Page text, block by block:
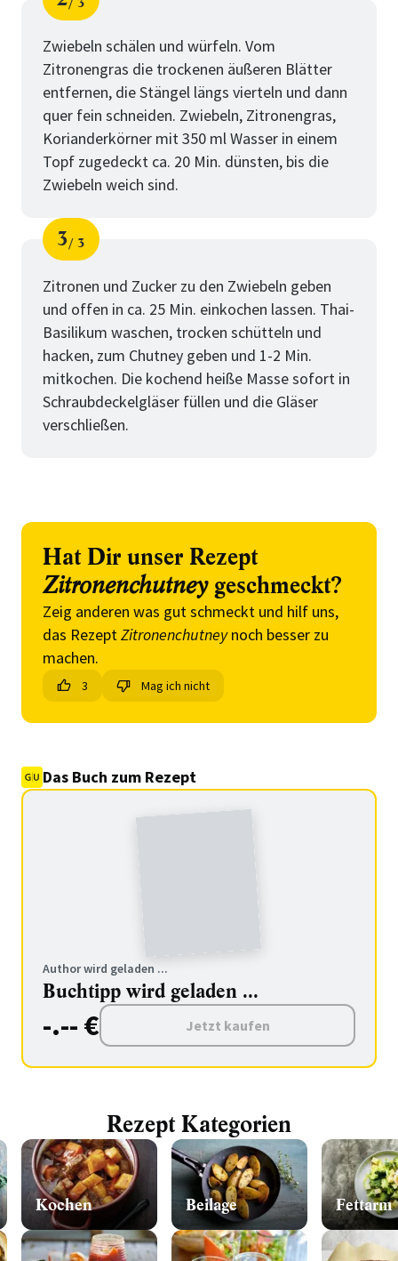
Schritt
von
Zwiebeln schälen und würfeln. Vom
Zitronengras die trockenen äußeren Blätter
entfernen, die Stängel längs vierteln und dann
quer fein schneiden. Zwiebeln, Zitronengras,
Korianderkörner mit 350 ml Wasser in einem
Topf zugedeckt ca. 20 Min. dünsten, bis die
Zwiebeln weich sind.
Schritt
3
von
3
Zitronen und Zucker zu den Zwiebeln geben
und offen in ca. 25 Min. einkochen lassen. Thai-
Basilikum waschen, trocken schütteln und
hacken, zum Chutney geben und 1-2 Min.
mitkochen. Die kochend heiße Masse sofort in
Schraubdeckelgläser füllen und die Gläser
verschließen.
Hat Dir unser Rezept
Zitronenchutneygeschmeckt?
Zeig anderen was gut schmeckt und hilf uns,
das RezeptZitronenchutneynoch besser zu
machen.
3 Mag ich nicht
Das Buch zum Rezept
Author wird geladen ...
Buchtipp wird geladen ...
-.-- € Jetzt kaufen
Rezept Kategorien
Kochen Beilage Fettarm